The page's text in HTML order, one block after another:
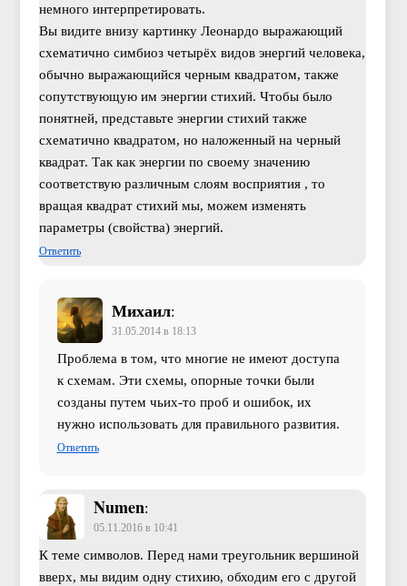
немного интерпретировать.
Вы видите внизу картинку Леонардо выражающий
схематично симбиоз четырёх видов энергий человека,
обычно выражающийся черным квадратом, также
сопутствующую им энергии стихий. Чтобы было
понятней, представьте энергии стихий также
схематично квадратом, но наложенный на черный
квадрат. Так как энергии по своему значению
соответствую различным слоям восприятия , то
вращая квадрат стихий мы, можем изменять
параметры (свойства) энергий.
Ответить
Михаил:
31.05.2014 в 18:13
Проблема в том, что многие не имеют доступа
к схемам. Эти схемы, опорные точки были
созданы путем чьих-то проб и ошибок, их
нужно использовать для правильного развития.
Ответить
Numen:
05.11.2016 в 10:41
К теме символов. Перед нами треугольник вершиной
вверх, мы видим одну стихию, обходим его с другой